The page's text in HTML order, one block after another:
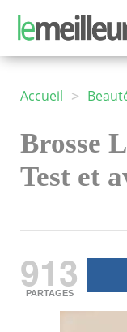
Accueil >
Brosse
Test et
913
PARTAGES